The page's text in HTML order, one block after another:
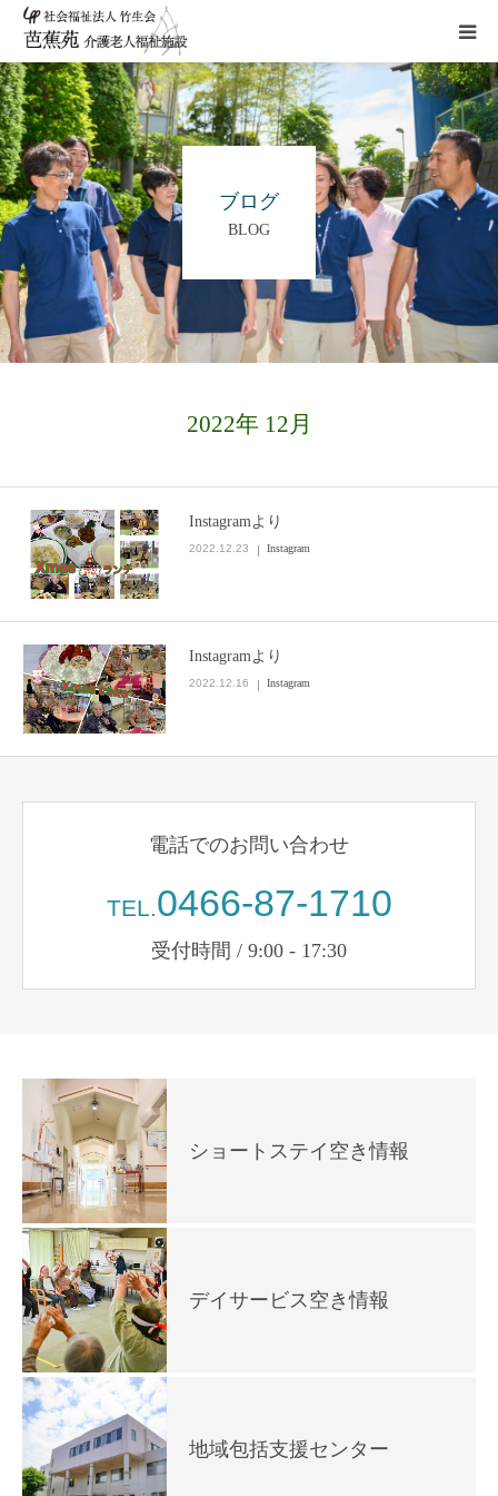
ブログ
BLOG
2022年 12月
Instagramより
2022.12.23 Instagram
Instagramより
2022.12.16 Instagram
電話でのお問い合わせ
TEL.0466-87-1710
受付時間 / 9:00 - 17:30
ショートステイ空き情報
デイサービス空き情報
地域包括支援センター
施設概要
サービス
こだわり
Instagram
お問い合わせ
施設パンフレット